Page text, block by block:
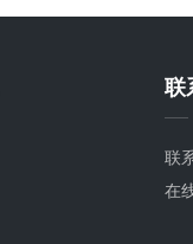
联
联
在